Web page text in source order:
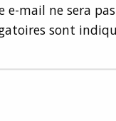
e-mail ne sera
sont